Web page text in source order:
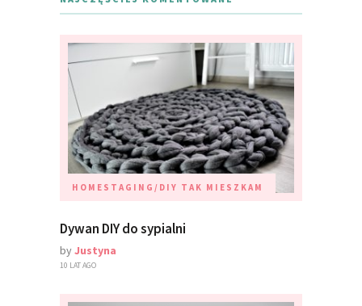
HOMESTAGING/DIY TAK MIESZKAM
Dywan DIY do sypialni
byJustyna
10 LAT AGO